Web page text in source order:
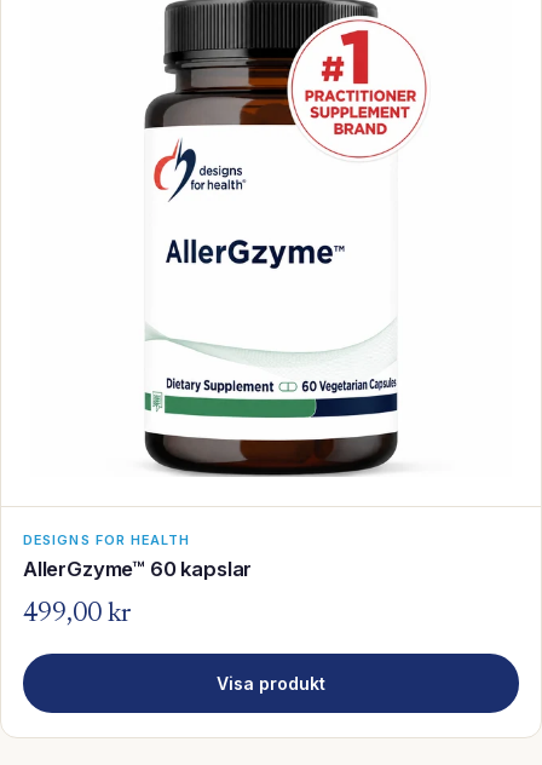
DESIGNS FOR HEALTH
AllerGzyme™ 60 kapslar
499,00 kr
Visa produkt